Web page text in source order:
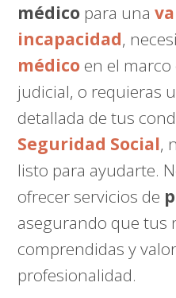
médico para una
incapacidad,
médico en el
judicial, o requieras
detallada de tus
Seguridad Social,
listo para ayudarte.
ofrecer servicios de
asegurando que tus
comprendidas y
profesionalidad.